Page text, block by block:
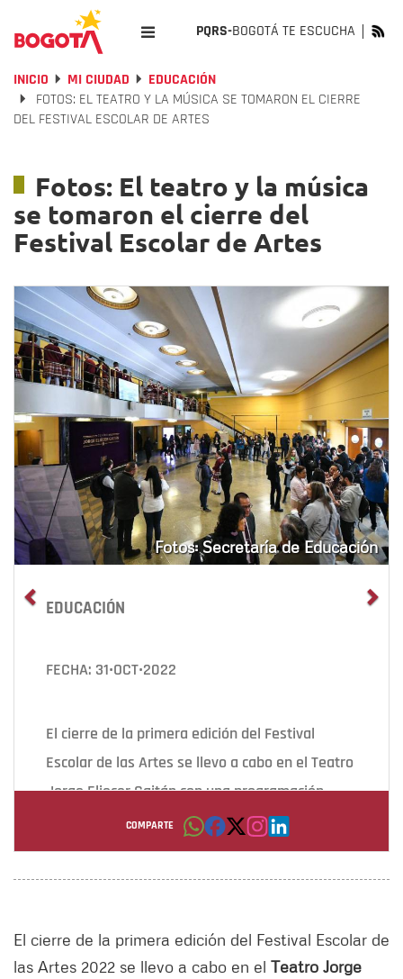
PQRS-BOGOTÁ TE ESCUCHA
INICIO MI CIUDAD
EDUCACIÓN
FOTOS: EL TEATRO Y LA MÚSICA SE TOMARON EL CIERRE
DEL FESTIVAL ESCOLAR DE ARTES
Fotos: El teatro y la música
se tomaron el cierre del
Festival Escolar de Artes
Fotos: Secretaría de Educación
EDUCACIÓN
FECHA: 31•OCT•2022
El cierre de la primera edición del Festival
Escolar de las Artes se llevo a cabo en el Teatro
Jorge Eliecer Gaitán con una programación
llena de muestras y experiencias artísticas.
Por: Angie Ruíz Rojas
COMPARTE
Previous
El cierre de la primera edición del Festival Escolar de
las Artes 2022 se llevo a cabo en el Teatro Jorge